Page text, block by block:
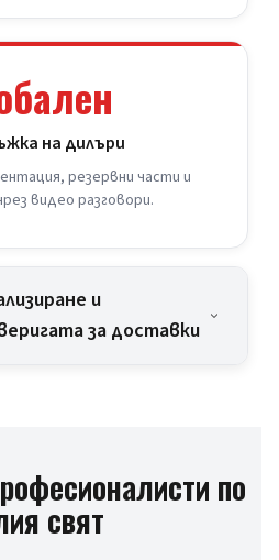
на дилъри
резервни части и
видео разговори.
и
за доставки
по
свят